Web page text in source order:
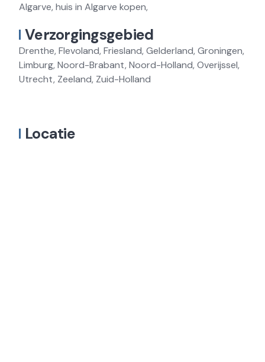
Algarve, huis in Algarve kopen,
Verzorgingsgebied
Drenthe, Flevoland, Friesland, Gelderland, Groningen,
Limburg, Noord-Brabant, Noord-Holland, Overijssel,
Utrecht, Zeeland, Zuid-Holland
Locatie